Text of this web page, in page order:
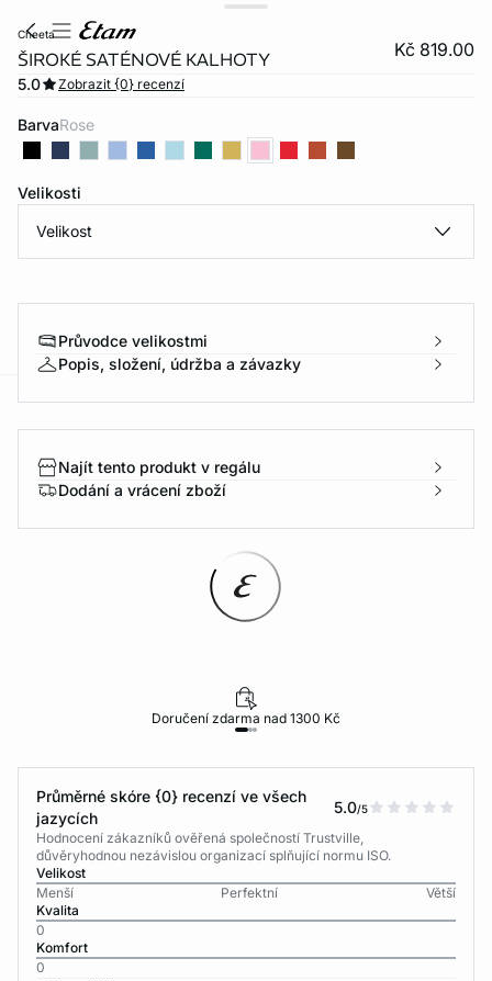
cheeta
ŠIROKÉ SATÉNOVÉ KALHOTY Kč 819.00
5.0 Zobrazit {0} recenzí
Barva rose
Velikosti
Velikost
Průvodce velikostmi
Popis, složení, údržba a závazky
Najít tento produkt v regálu
Dodání a vrácení zboží
Doručení zdarma nad 1300 Kč
Průměrné skóre {0} recenzí ve všech
jazycích
5.0/5
Hodnocení zákazníků ověřená společností Trustville,
důvěryhodnou nezávislou organizací splňující normu ISO.
Velikost
Menší
Perfektní
Větší
Kvalita
0
Komfort
0